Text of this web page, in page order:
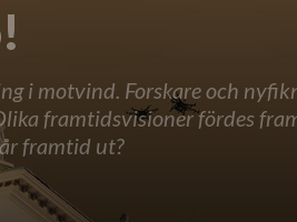
i motvind. Forskare och
framtidsvisioner fördes
framtid ut?